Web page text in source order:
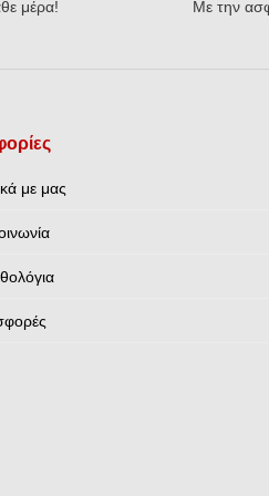
μέρα! Με την
με μας